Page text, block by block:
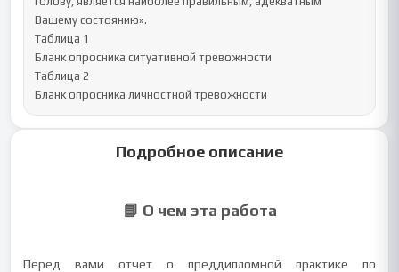
Подробное описание
📘 О чем эта работа
Перед вами отчет о преддипломной практике по